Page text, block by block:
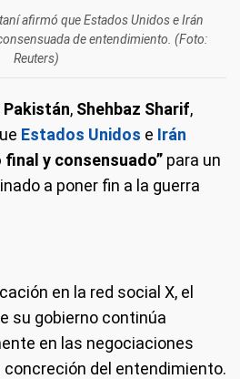
afirmó que Estados Unidos e Irán
de entendimiento. (Foto:
Reuters)
, Shehbaz Sharif,
Estados Unidos e Irán
final y consensuado” para un
a poner fin a la guerra
en la red social X, el
su gobierno continúa
en las negociaciones
concreción del entendimiento.